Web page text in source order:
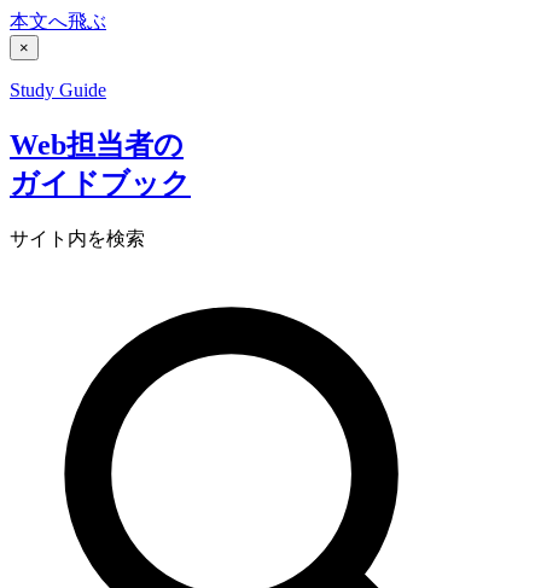
本文へ飛ぶ
×
Study Guide
Web担当者の
ガイドブック
サイト内を検索